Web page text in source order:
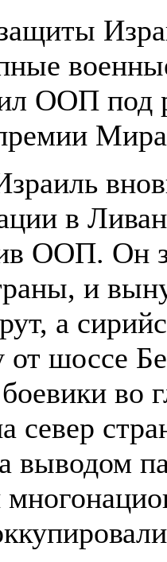
ООП под
в
ООП. Он
и
а
от шоссе
во
север
выводом